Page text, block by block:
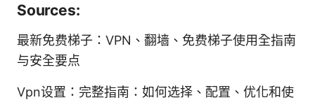
Sources:
最新免费梯子：VPN、翻墙、免费梯子使用全指南
与安全要点
Vpn设置：完整指南：如何选择、配置、优化和使